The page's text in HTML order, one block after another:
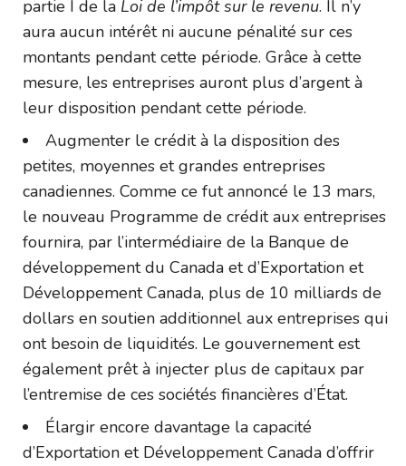
partie I de la Loi de l’impôt sur le revenu. Il n’y
aura aucun intérêt ni aucune pénalité sur ces
montants pendant cette période. Grâce à cette
mesure, les entreprises auront plus d’argent à
leur disposition pendant cette période.
Augmenter le crédit à la disposition des
petites, moyennes et grandes entreprises
canadiennes. Comme ce fut annoncé le 13 mars,
le nouveau Programme de crédit aux entreprises
fournira, par l’intermédiaire de la Banque de
développement du Canada et d’Exportation et
Développement Canada, plus de 10 milliards de
dollars en soutien additionnel aux entreprises qui
ont besoin de liquidités. Le gouvernement est
également prêt à injecter plus de capitaux par
l’entremise de ces sociétés financières d’État.
Élargir encore davantage la capacité
d’Exportation et Développement Canada d’offrir